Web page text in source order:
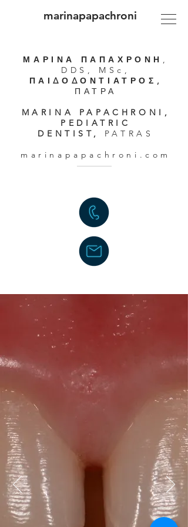
marinapapachroni
ΜΑΡΙΝΑ ΠΑΠΑΧΡΟΝΗ ,
DDS, MSc,
ΠΑΙΔΟΔΟΝΤΙΑΤΡΟΣ,
ΠΑΤΡΑ
MARINA PAPACHRONI,
PEDIATRIC
DENTIST, PATRAS
marinapapachroni.com